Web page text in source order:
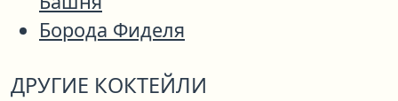
Борода Фиделя
ДРУГИЕ КОКТЕЙЛИ